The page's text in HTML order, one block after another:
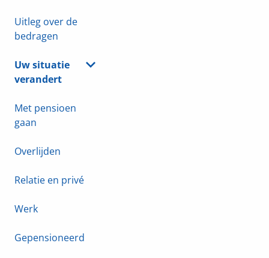
Uitleg over de
bedragen
Uw situatie
verandert
Met pensioen
gaan
Overlijden
Relatie en privé
Werk
Gepensioneerd